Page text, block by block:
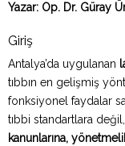
Yazar: Op. Dr. Güray
Giriş
Antalya’da uygulanan
tıbbın en gelişmiş
fonksiyonel faydalar
tıbbi standartlara
kanunlarına,